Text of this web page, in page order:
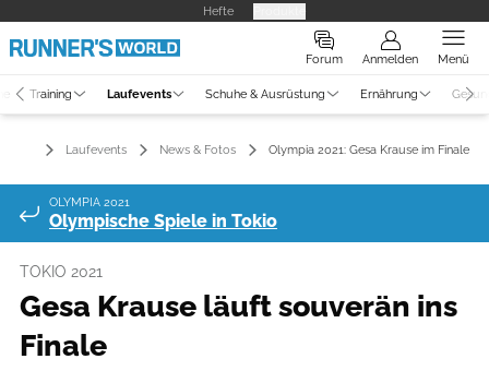
Hefte
Forum Anmelden Menü
Training Laufevents Schuhe & Ausrüstung Ernährung
Laufevents News & Fotos Olympia 2021: Gesa Krause im Finale
OLYMPIA 2021
Olympische Spiele in Tokio
TOKIO 2021
Gesa Krause läuft souverän ins
Finale